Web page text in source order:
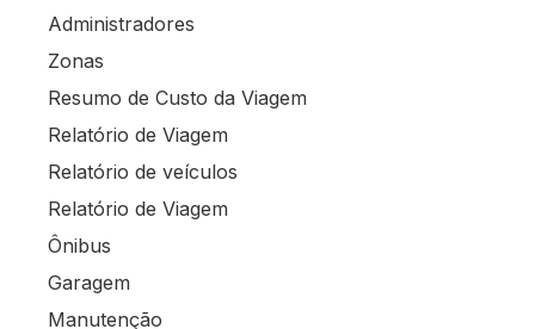
Administradores
Zonas
Resumo de Custo da Viagem
Relatório de Viagem
Relatório de veículos
Relatório de Viagem
Ônibus
Garagem
Manutenção